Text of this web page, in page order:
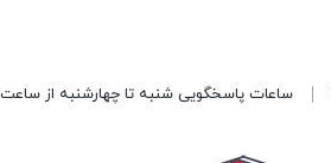
ساعات پاسخگویی شنبه تا چهارشنبه از ساعت 9 الی 19 و پنج شنبه از 9 الی 14